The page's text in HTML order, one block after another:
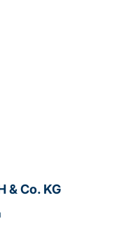
& Co. KG